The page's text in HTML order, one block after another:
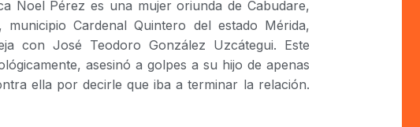
Noel Pérez es una mujer oriunda de Cabudare,
Cardenal Quintero del estado Mérida,
con José Teodoro González Uzcátegui. Este
asesinó a golpes a su hijo de apenas
ella por decirle que iba a terminar la relación.